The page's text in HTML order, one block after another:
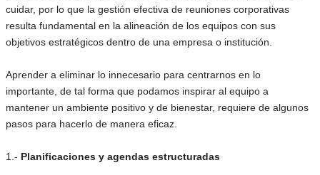
cuidar, por lo que la gestión efectiva de reuniones corporativas
resulta fundamental en la alineación de los equipos con sus
objetivos estratégicos dentro de una empresa o institución.
Aprender a eliminar lo innecesario para centrarnos en lo
importante, de tal forma que podamos inspirar al equipo a
mantener un ambiente positivo y de bienestar, requiere de algunos
pasos para hacerlo de manera eficaz.
1.- Planificaciones y agendas estructuradas